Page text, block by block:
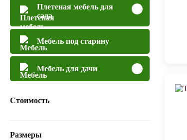
Плетеная мебель для
сада
Мебель под старину
Мебель для дачи
Стоимость
Размеры